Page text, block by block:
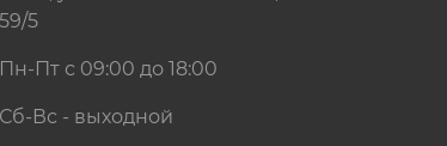
59/5
Пн-Пт с 09:00 до 18:00
Сб-Вс - выходной